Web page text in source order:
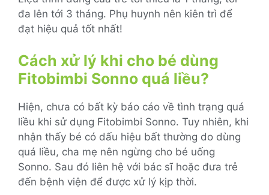
đa lên tới 3 tháng. Phụ huynh nên kiên trì để
đạt hiệu quả tốt nhất!
Cách xử lý khi cho bé dùng
Fitobimbi Sonno quá liều?
Hiện, chưa có bất kỳ báo cáo về tình trạng quá
liều khi sử dụng Fitobimbi Sonno. Tuy nhiên, khi
nhận thấy bé có dấu hiệu bất thường do dùng
quá liều, cha mẹ nên ngừng cho bé uống
Sonno. Sau đó liên hệ với bác sĩ hoặc đưa trẻ
đến bệnh viện để được xử lý kịp thời.